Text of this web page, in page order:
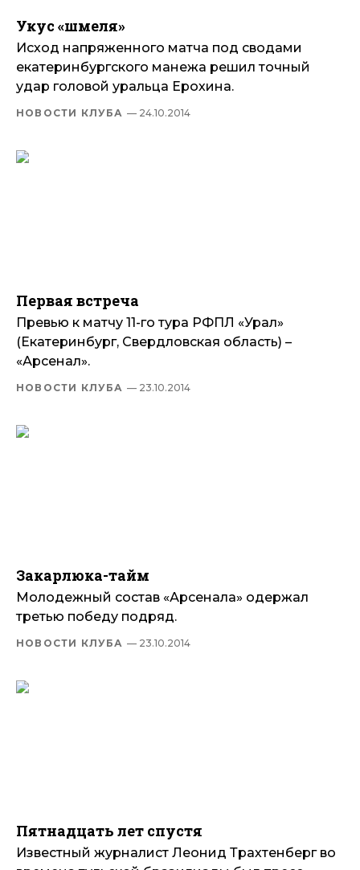
Укус «шмеля»
Исход напряженного матча под сводами
екатеринбургского манежа решил точный
удар головой уральца Ерохина.
НОВОСТИ КЛУБА — 24.10.2014
Первая встреча
Превью к матчу 11-го тура РФПЛ «Урал»
(Екатеринбург, Свердловская область) –
«Арсенал».
НОВОСТИ КЛУБА — 23.10.2014
Закарлюка-тайм
Молодежный состав «Арсенала» одержал
третью победу подряд.
НОВОСТИ КЛУБА — 23.10.2014
Пятнадцать лет спустя
Известный журналист Леонид Трахтенберг во